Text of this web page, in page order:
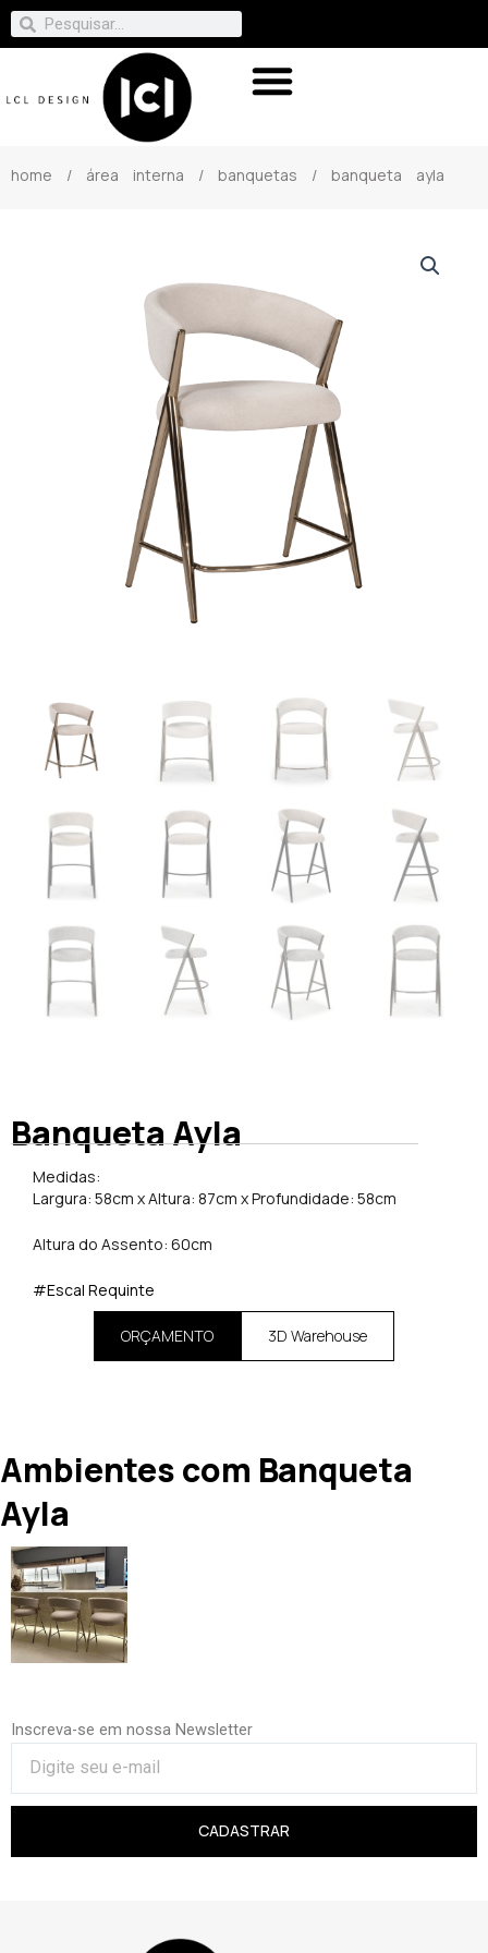
home / área interna / banquetas / banqueta ayla
Banqueta Ayla
Medidas:
Largura: 58cm x Altura: 87cm x Profundidade: 58cm
Altura do Assento: 60cm
#Escal Requinte
ORÇAMENTO 3D Warehouse
Ambientes com Banqueta
Ayla
Inscreva-se em nossa Newsletter
CADASTRAR